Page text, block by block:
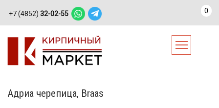
+7 (4852) 32-02-55 0
Адриа черепица, Braas